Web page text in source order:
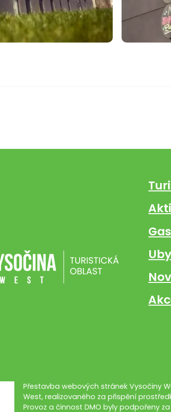
Přestavba webových stránek Vysočiny
West, realizovaného za přispění
Provoz a činnost DMO byly podpořeny